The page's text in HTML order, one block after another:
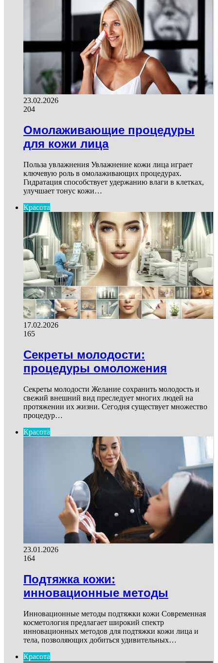
23.02.2026
204
Омолаживающие процедуры
для кожи лица
Польза увлажнения Увлажнение кожи лица играет
ключевую роль в омолаживающих процедурах.
Гидратация способствует удержанию влаги в клетках,
улучшает тонус кожи…
Красота
17.02.2026
165
Секреты молодости:
процедуры омоложения
Секреты молодости Желание сохранить молодость и
свежий внешний вид преследует многих людей на
протяжении их жизни. Сегодня существует множество
процедур…
Красота
23.01.2026
164
Подтяжка кожи:
инновационные методы
Инновационные методы подтяжки кожи Современная
косметология предлагает широкий спектр
инновационных методов для подтяжки кожи лица и
тела, позволяющих добиться удивительных…
Красота